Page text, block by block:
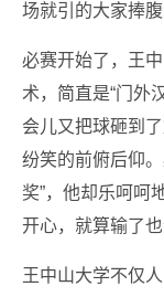
场就引的大家捧腹
必赛开始了，王
术，简直是“门外
会儿又把球砸到
纷笑的前俯后仰
奖”，他却乐呵呵
开心，就算输了
王中山大学不仅